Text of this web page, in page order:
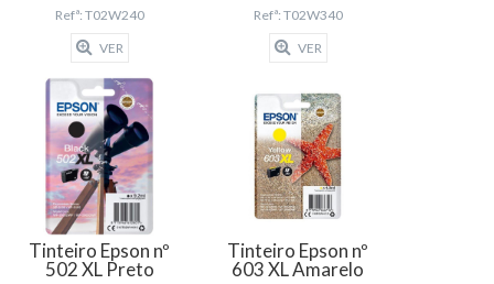
Refª: T02W240
VER
Refª: T02W340
VER
Tinteiro Epson nº
502 XL Preto
Tinteiro Epson nº
603 XL Amarelo